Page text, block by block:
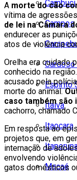
Cambuci
Campos
Espírito
Italva
Itaocara
Macaé
A morte do cão
vítima de
de lei na Câmara
endurecer as
atos de violência
Orelha era cuidado
conhecido na
acusado pela
morte do animal.
caso também são
cachorro, chamado
Em resposta ao
projetos que, em
internação de
envolvendo
gatos domésticos